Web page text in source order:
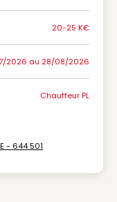
20-25 K€
2026 au 28/08/2026
Chauffeur PL
- 644 501